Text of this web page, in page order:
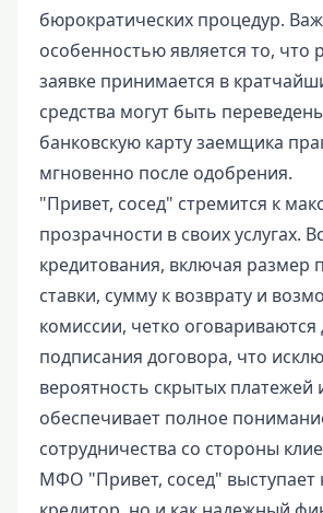
бюрократических процедур.
особенностью является то, что
заявке принимается в
средства могут быть
банковскую карту заемщика
мгновенно после одобрения.
"Привет, сосед" стремится к
прозрачности в своих услугах.
кредитования, включая размер
ставки, сумму к возврату и
комиссии, четко
подписания договора, что
вероятность скрытых платежей
обеспечивает полное
сотрудничества со стороны
МФО "Привет, сосед" выступает